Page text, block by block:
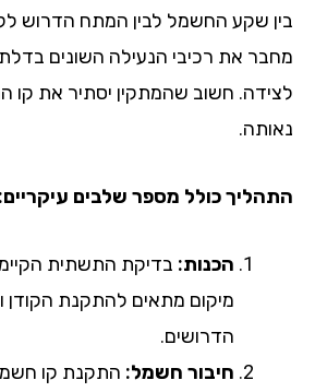
שקע החשמל לבין המתח הדרוש לקודן.
את רכיבי הנעילה השונים בדלת
חשוב שהמתקין יסתיר את קו
כולל מספר שלבים עיקריים:
הכנות:בדיקת התשתית הקיימת
מיקום מתאים להתקנת הקודן
הדרושים.
חיבור חשמל:התקנת קו חשמל